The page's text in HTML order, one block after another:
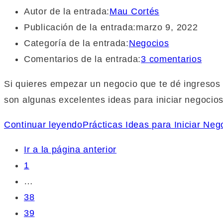
Autor de la entrada:Mau Cortés
Publicación de la entrada:marzo 9, 2022
Categoría de la entrada:Negocios
Comentarios de la entrada:3 comentarios
Si quieres empezar un negocio que te dé
son algunas excelentes ideas para iniciar
Continuar leyendoPrácticas Ideas para Iniciar
Ir a la página anterior
1
…
38
39